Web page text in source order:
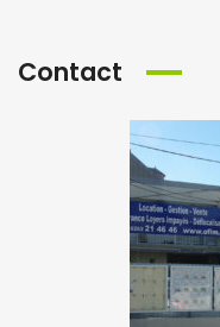
Contact